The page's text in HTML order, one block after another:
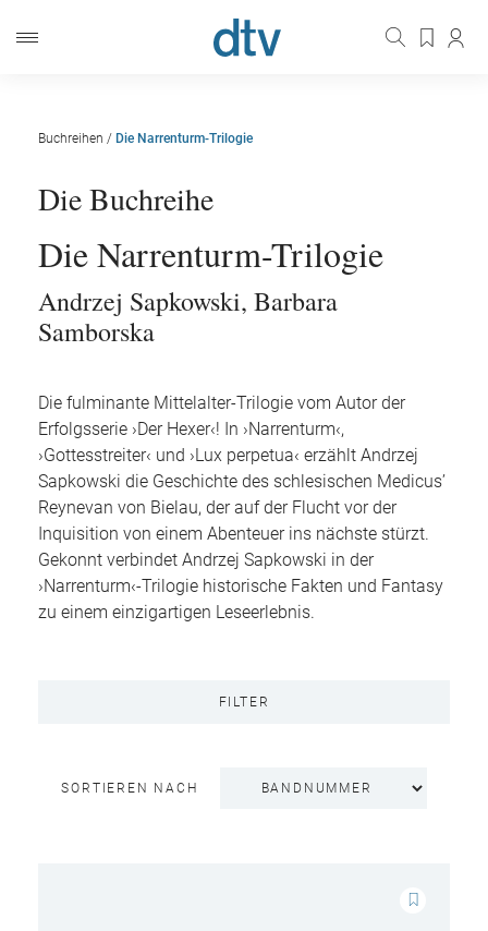
Buchreihen / Die Narrenturm-Trilogie
Die Buchreihe
Die Narrenturm-Trilogie
Andrzej Sapkowski, Barbara
Samborska
Die fulminante Mittelalter-Trilogie vom Autor der
Erfolgsserie ›Der Hexer‹! In ›Narrenturm‹,
›Gottesstreiter‹ und ›Lux perpetua‹ erzählt Andrzej
Sapkowski die Geschichte des schlesischen Medicus’
Reynevan von Bielau, der auf der Flucht vor der
Inquisition von einem Abenteuer ins nächste stürzt.
Gekonnt verbindet Andrzej Sapkowski in der
›Narrenturm‹-Trilogie historische Fakten und Fantasy
zu einem einzigartigen Leseerlebnis.
FILTER
SORTIEREN NACH